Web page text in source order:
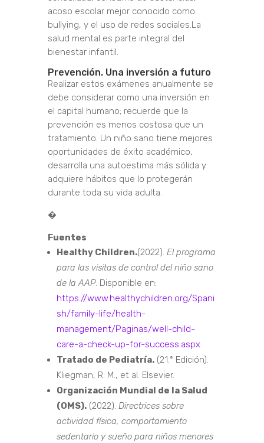
acoso escolar mejor conocido como
bullying, y el uso de redes sociales.La
salud mental es parte integral del
bienestar infantil.
Prevención. Una inversión a futuro
Realizar estos exámenes anualmente se
debe considerar como una inversión en
el capital humano; recuerde que la
prevención es menos costosa que un
tratamiento. Un niño sano tiene mejores
oportunidades de éxito académico,
desarrolla una autoestima más sólida y
adquiere hábitos que lo protegerán
durante toda su vida adulta.
�
Fuentes
Healthy Children.(2022). El programa
para las visitas de control del niño sano
de la AAP. Disponible en:
https://www.healthychildren.org/Spani
sh/family-life/health-
management/Paginas/well-child-
care-a-check-up-for-success.aspx
Tratado de Pediatría.(21.ª Edición).
Kliegman, R. M., et al. Elsevier.
Organización Mundial de la Salud
(OMS).(2022). Directrices sobre
actividad física, comportamiento
sedentario y sueño para niños menores